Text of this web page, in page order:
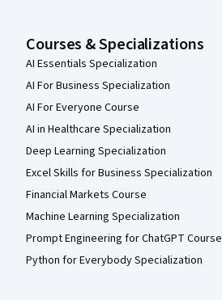
Courses & Specializations
AI Essentials Specialization
AI For Business Specialization
AI For Everyone Course
AI in Healthcare Specialization
Deep Learning Specialization
Excel Skills for Business Specialization
Financial Markets Course
Machine Learning Specialization
Prompt Engineering for ChatGPT Course
Python for Everybody Specialization